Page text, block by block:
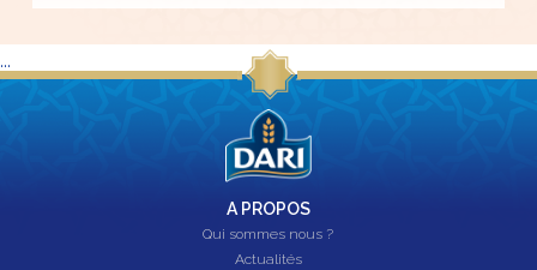
...
A PROPOS
Qui sommes nous ?
Actualités